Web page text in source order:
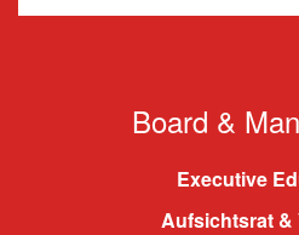
Board &
Executive
Aufsichtsrat &